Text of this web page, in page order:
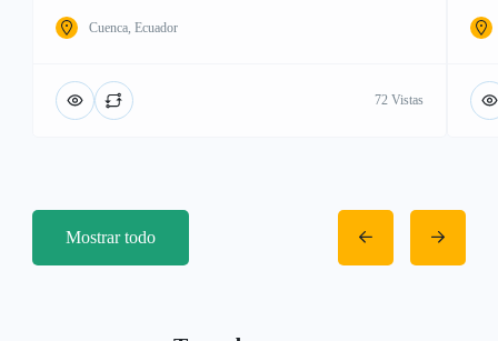
Cuenca, Ecuador
72 Vistas
Mostrar todo